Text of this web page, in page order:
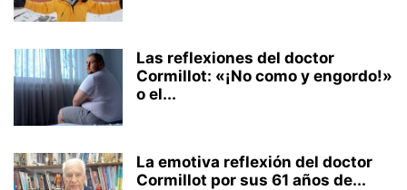
Las reflexiones del doctor
Cormillot: «¡No como y engordo!»
o el...
La emotiva reflexión del doctor
Cormillot por sus 61 años de...